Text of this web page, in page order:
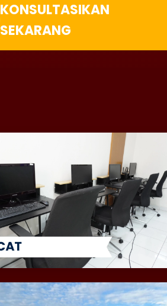
KONSULTASIKAN
SEKARANG